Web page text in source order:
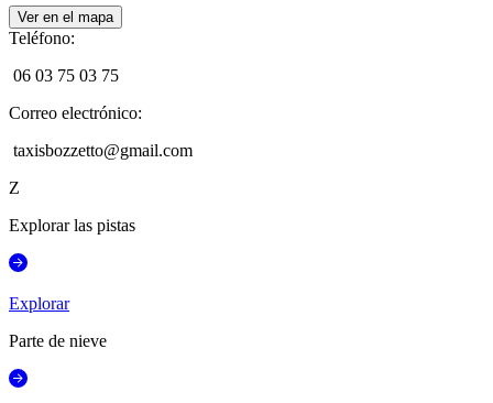
Ver en el mapa
Teléfono:
06 03 75 03 75
Correo electrónico:
taxisbozzetto@gmail.com
Z
Explorar las pistas
Explorar
Parte de nieve